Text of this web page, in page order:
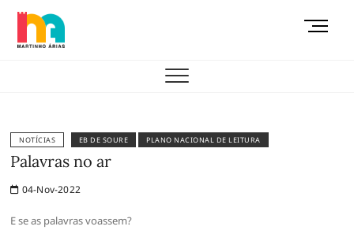
Skip
content
M
NOTÍCIAS EB DE SOURE PLANO NACIONAL DE LEITURA
Palavras no ar
04-Nov-2022
E se as palavras voassem?